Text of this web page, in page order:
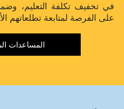
في تخفيف تكلفة التعليم،
على الفرصة لمتابعة تطلعاتهم
المساعدات